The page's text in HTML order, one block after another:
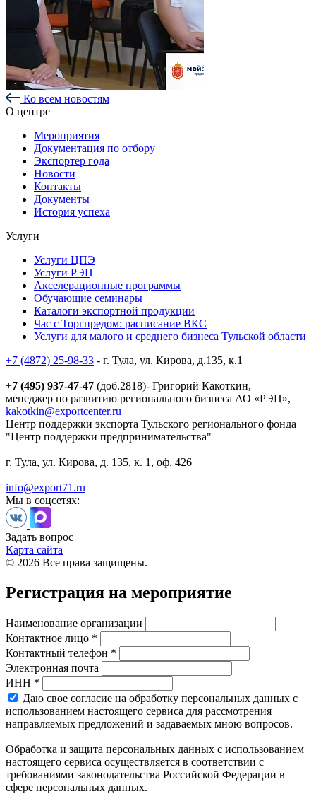
Ко всем новостям
О центре
Мероприятия
Документация по отбору
Экспортер года
Новости
Контакты
Документы
История успеха
Услуги
Услуги ЦПЭ
Услуги РЭЦ
Акселерационные программы
Обучающие семинары
Каталоги экспортной продукции
Час с Торгпредом: расписание ВКС
Услуги для малого и среднего бизнеса Тульской области
+7 (4872) 25-98-33 - г. Тула, ул. Кирова, д.135, к.1
+7 (495) 937-47-47 (доб.2818)- Григорий Какоткин,
менеджер по развитию регионального бизнеса АО «РЭЦ»,
kakotkin@exportcenter.ru
Центр поддержки экспорта Тульского регионального фонда
"Центр поддержки предпринимательства"
г. Тула, ул. Кирова, д. 135, к. 1, оф. 426
info@export71.ru
Мы в соцсетях:
Задать вопрос
Карта сайта
© 2026 Все права защищены.
Регистрация на мероприятие
Наименование организации
Контактное лицо *
Контактный телефон *
Электронная почта
ИНН *
Даю свое согласие на обработку персональных данных с
использованием настоящего сервиса для рассмотрения
направляемых предложений и задаваемых мною вопросов.
Обработка и защита персональных данных с использованием
настоящего сервиса осуществляется в соответствии с
требованиями законодательства Российской Федерации в
сфере персональных данных.